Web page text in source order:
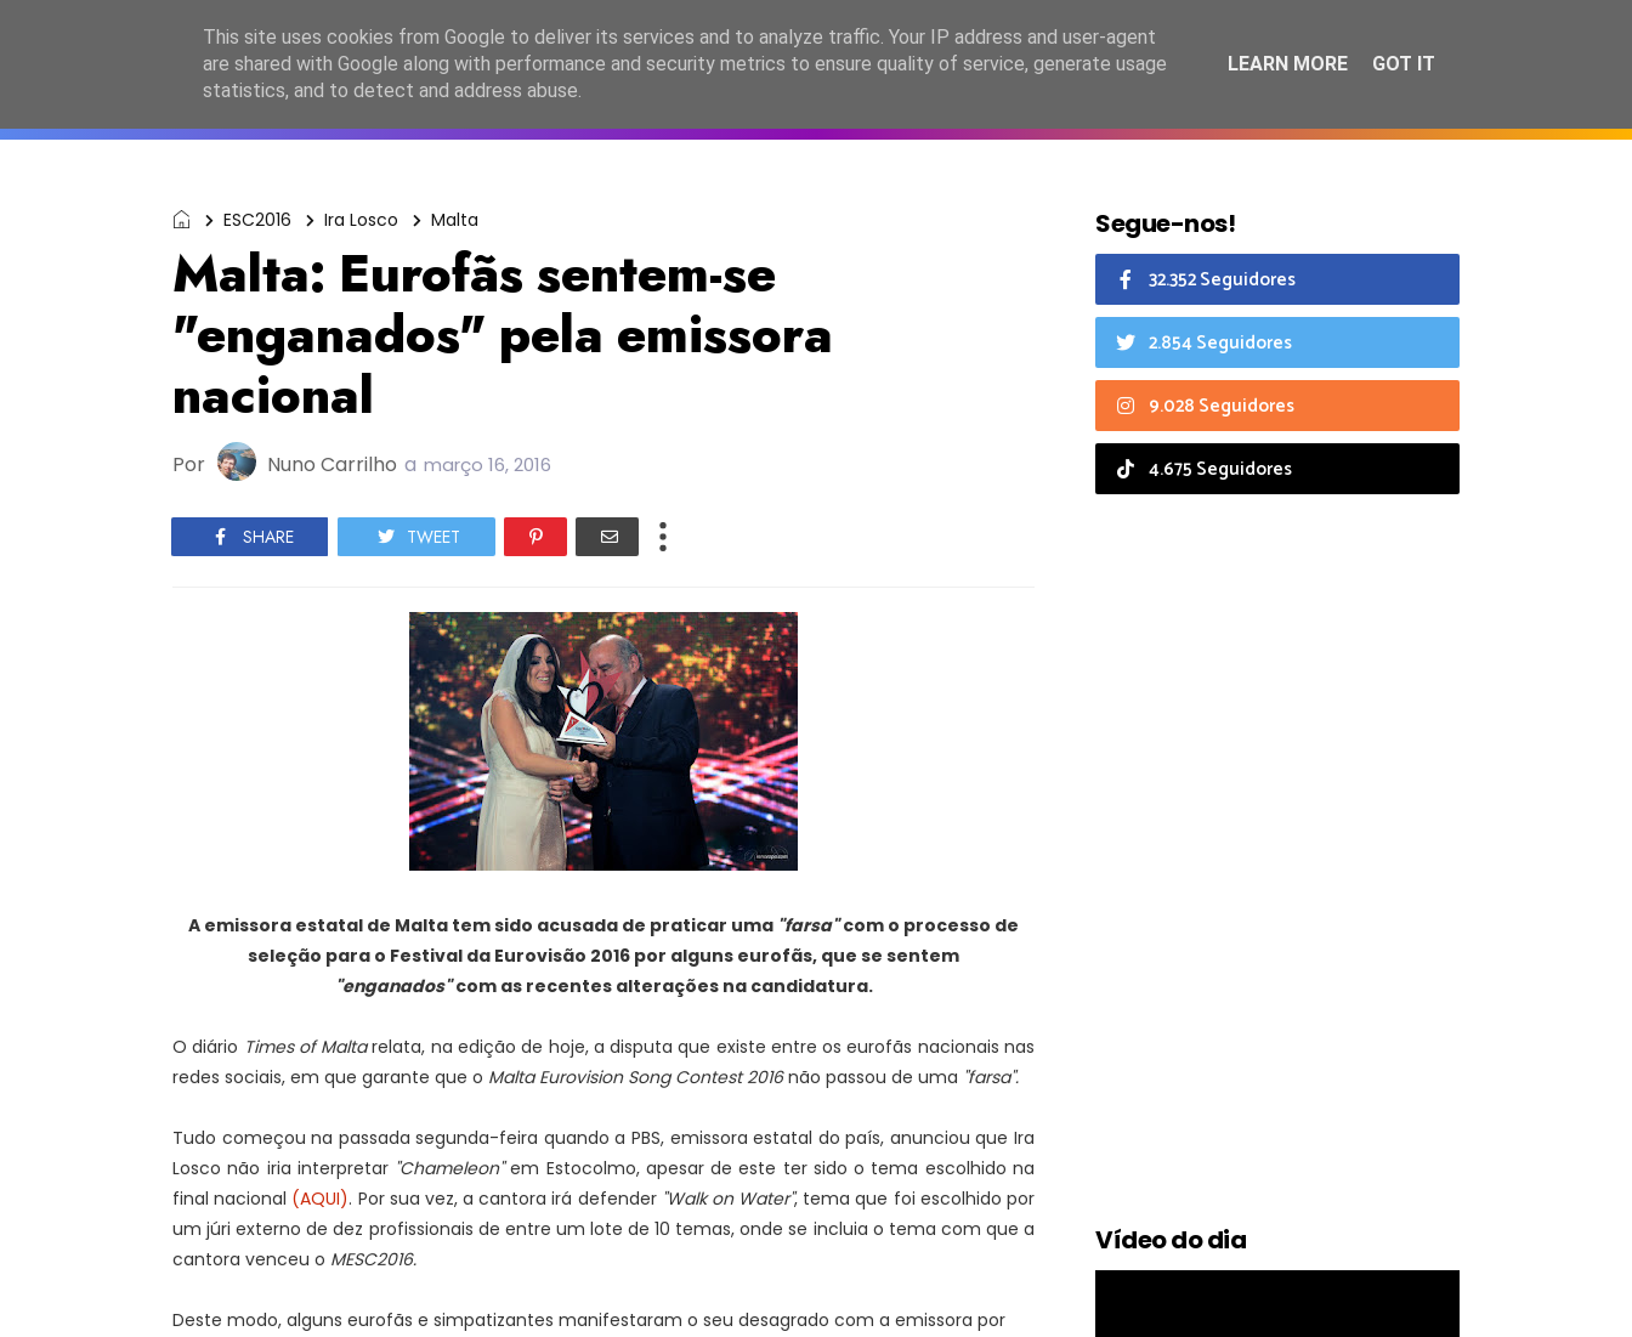
ESC2027 JESC2026 FC2026 EASC2026 PORTUGAL LANÇAMENTOS ESPECIAIS CALENDÁRIO
ESC2016 Ira Losco Malta
Malta: Eurofãs sentem-se
"enganados" pela emissora
nacional
Por Nuno Carrilho a março 16, 2016
SHARE TWEET
A emissora estatal de Malta tem sido acusada de praticar uma "farsa"com o processo de
seleção para o Festival da Eurovisão 2016 por alguns eurofãs, que se sentem
"enganados"com as recentes alterações na candidatura.
O diário Times of Maltarelata, na edição de hoje, a disputa que existe entre os eurofãs nacionais nas
redes sociais, em que garante que o Malta Eurovision Song Contest 2016não passou de uma "farsa".
Tudo começou na passada segunda-feira quando a PBS, emissora estatal do país, anunciou que Ira
Losco não iria interpretar "Chameleon"em Estocolmo, apesar de este ter sido o tema escolhido na
final nacional (AQUI). Por sua vez, a cantora irá defender "Walk on Water", tema que foi escolhido por
um júri externo de dez profissionais de entre um lote de 10 temas, onde se incluia o tema com que a
cantora venceu o MESC2016.
Deste modo, alguns eurofãs e simpatizantes manifestaram o seu desagrado com a emissora por
Segue-nos!
32.352 Seguidores
2.854 Seguidores
9.028 Seguidores
4.675 Seguidores
Vídeo do dia
This site uses cookies from Google to deliver its services and to analyze traffic. Your IP address and user-agent
are shared with Google along with performance and security metrics to ensure quality of service, generate usage
statistics, and to detect and address abuse.
LEARN MORE GOT IT